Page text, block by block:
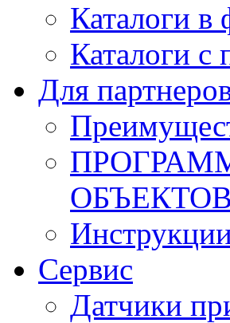
Каталоги в
Каталоги с
Для
ОБЪЕКТОВ
Сервис
Датчики